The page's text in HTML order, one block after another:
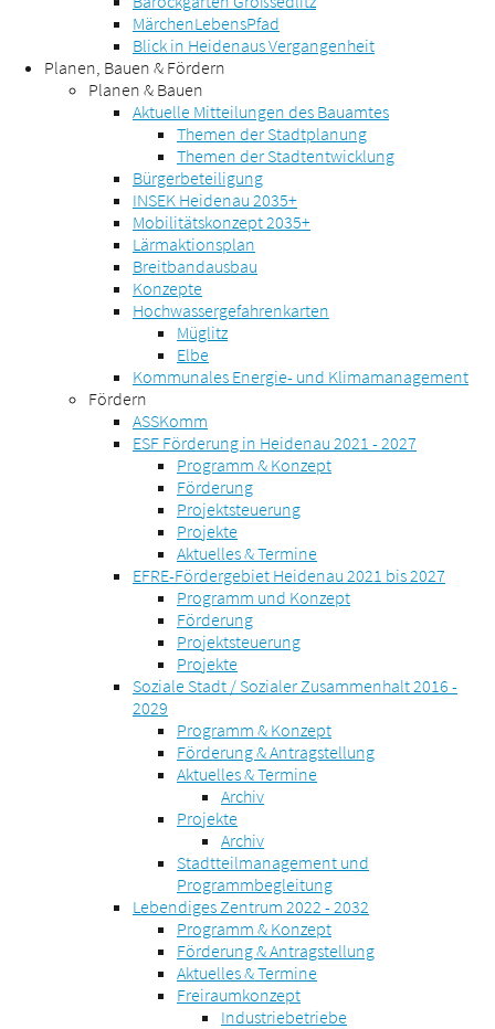
MärchenLebensPfad
Blick in Heidenaus Vergangenheit
Planen, Bauen & Fördern
Planen & Bauen
Aktuelle Mitteilungen des Bauamtes
Themen der Stadtplanung
Themen der Stadtentwicklung
Bürgerbeteiligung
INSEK Heidenau 2035+
Mobilitätskonzept 2035+
Lärmaktionsplan
Breitbandausbau
Konzepte
Hochwassergefahrenkarten
Müglitz
Elbe
Kommunales Energie- und Klimamanagement
Fördern
ASSKomm
ESF Förderung in Heidenau 2021 - 2027
Programm & Konzept
Förderung
Projektsteuerung
Projekte
Aktuelles & Termine
EFRE-Fördergebiet Heidenau 2021 bis 2027
Programm und Konzept
Förderung
Projektsteuerung
Projekte
Soziale Stadt / Sozialer Zusammenhalt 2016 -
2029
Programm & Konzept
Förderung & Antragstellung
Aktuelles & Termine
Archiv
Projekte
Archiv
Stadtteilmanagement und
Programmbegleitung
Lebendiges Zentrum 2022 - 2032
Programm & Konzept
Förderung & Antragstellung
Aktuelles & Termine
Freiraumkonzept
Industriebetriebe